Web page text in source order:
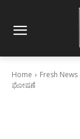
Home Fresh News
ಘೋಷಣೆ